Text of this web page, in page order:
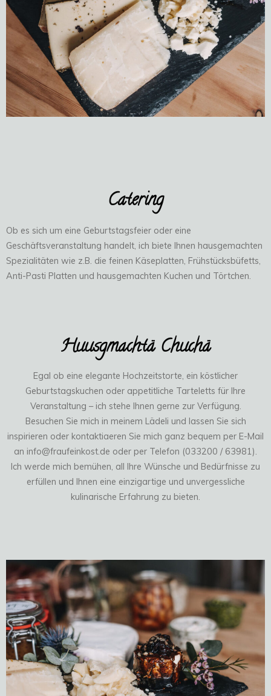
Catering
Ob es sich um eine Geburtstagsfeier oder eine
Geschäftsveranstaltung handelt, ich biete Ihnen hausgemachten
Spezialitäten wie z.B. die feinen Käseplatten, Frühstücksbüfetts,
Anti-Pasti Platten und hausgemachten Kuchen und Törtchen.
Huusgmachtä Chuchä
Egal ob eine elegante Hochzeitstorte, ein köstlicher
Geburtstagskuchen oder appetitliche Tarteletts für Ihre
Veranstaltung – ich stehe Ihnen gerne zur Verfügung.
Besuchen Sie mich in meinem Lädeli und lassen Sie sich
inspirieren oder kontaktiaeren Sie mich ganz bequem per E-Mail
an info@fraufeinkost.de oder per Telefon (033200 / 63981).
Ich werde mich bemühen, all Ihre Wünsche und Bedürfnisse zu
erfüllen und Ihnen eine einzigartige und unvergessliche
kulinarische Erfahrung zu bieten.